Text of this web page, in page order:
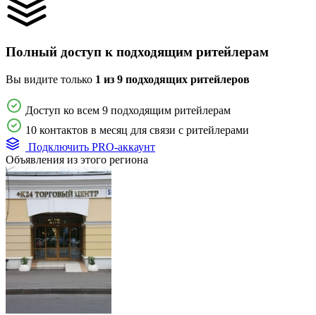
Полный доступ к подходящим ритейлерам
Вы видите только 1 из 9 подходящих ритейлеров
Доступ ко всем 9 подходящим ритейлерам
10 контактов в месяц для связи с ритейлерами
Подключить PRO-аккаунт
Объявления из этого региона